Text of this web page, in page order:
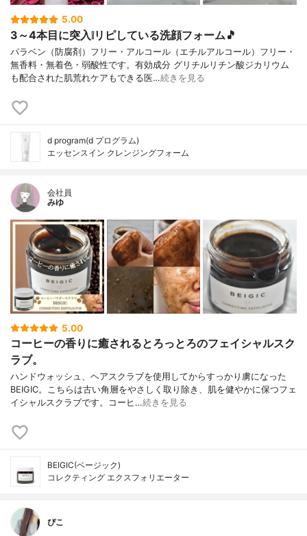
5.00
3～4本目に突入❕リピしている洗顔フォーム🎵
パラベン（防腐剤）フリー・アルコール（エチルアルコール）フリー・
無香料・無着色・弱酸性です。有効成分 グリチルリチン酸ジカリウム
も配合された肌荒れケアもできる医…続きを見る
d program(d プログラム)
エッセンスイン クレンジングフォーム
会社員
みゆ
5.00
コーヒーの香りに癒されるとろっとろのフェイシャルスク
ラブ。
ハンドウォッシュ、ヘアスクラブを使用してからすっかり虜になった
BEIGIC。こちらは古い角層をやさしく取り除き、肌を健やかに保つフェ
イシャルスクラブです。コーヒ…続きを見る
BEIGIC(ベージック)
コレクティング エクスフォリエーター
ぴこ